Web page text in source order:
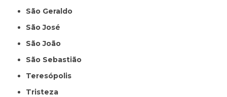
São Geraldo
São José
São João
São Sebastião
Teresópolis
Tristeza